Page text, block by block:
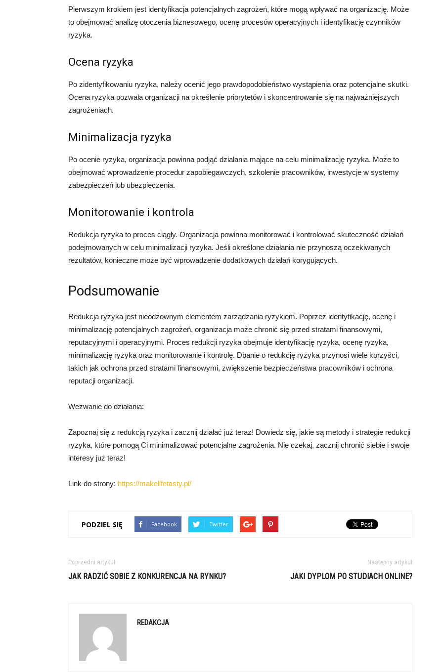
Pierwszym krokiem jest identyfikacja potencjalnych zagrożeń, które mogą wpływać na organizację. Może
to obejmować analizę otoczenia biznesowego, ocenę procesów operacyjnych i identyfikację czynników
ryzyka.
Ocena ryzyka
Po zidentyfikowaniu ryzyka, należy ocenić jego prawdopodobieństwo wystąpienia oraz potencjalne skutki.
Ocena ryzyka pozwala organizacji na określenie priorytetów i skoncentrowanie się na najważniejszych
zagrożeniach.
Minimalizacja ryzyka
Po ocenie ryzyka, organizacja powinna podjąć działania mające na celu minimalizację ryzyka. Może to
obejmować wprowadzenie procedur zapobiegawczych, szkolenie pracowników, inwestycje w systemy
zabezpieczeń lub ubezpieczenia.
Monitorowanie i kontrola
Redukcja ryzyka to proces ciągły. Organizacja powinna monitorować i kontrolować skuteczność działań
podejmowanych w celu minimalizacji ryzyka. Jeśli określone działania nie przynoszą oczekiwanych
rezultatów, konieczne może być wprowadzenie dodatkowych działań korygujących.
Podsumowanie
Redukcja ryzyka jest nieodzownym elementem zarządzania ryzykiem. Poprzez identyfikację, ocenę i
minimalizację potencjalnych zagrożeń, organizacja może chronić się przed stratami finansowymi,
reputacyjnymi i operacyjnymi. Proces redukcji ryzyka obejmuje identyfikację ryzyka, ocenę ryzyka,
minimalizację ryzyka oraz monitorowanie i kontrolę. Dbanie o redukcję ryzyka przynosi wiele korzyści,
takich jak ochrona przed stratami finansowymi, zwiększenie bezpieczeństwa pracowników i ochrona
reputacji organizacji.
Wezwanie do działania:
Zapoznaj się z redukcją ryzyka i zacznij działać już teraz! Dowiedz się, jakie są metody i strategie redukcji
ryzyka, które pomogą Ci minimalizować potencjalne zagrożenia. Nie czekaj, zacznij chronić siebie i swoje
interesy już teraz!
Link do strony: https://makelifetasty.pl/
PODZIEL SIĘ Facebook Twitter
Poprzedni artykuł
JAK RADZIĆ SOBIE Z KONKURENCJA NA RYNKU?
Następny artykuł
JAKI DYPLOM PO STUDIACH ONLINE?
REDAKCJA